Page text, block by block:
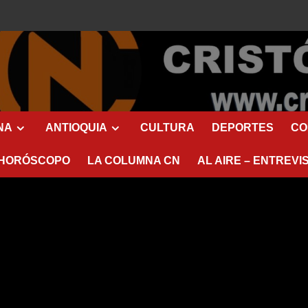
ANTIOQUIA CULTURA DEPORTES
HORÓSCOPO LA COLUMNA CN AL AIRE –